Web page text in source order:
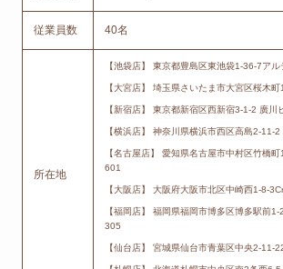
従業員数 40名
所在地
【池袋店】 東京都豊島区東池袋1-36-7ア
【大宮店】 埼玉県さいたま市大宮区桜木
【新宿店】 東京都新宿区西新宿3-1-2 廣川
【横浜店】 神奈川県横浜市西区高島2-11-
【名古屋店】 愛知県名古屋市中村区竹橋
601
【大阪店】 大阪府大阪市北区中崎西1-8-
【福岡店】 福岡県福岡市博多区博多駅前
305
【仙台店】 宮城県仙台市青葉区中央2-11-